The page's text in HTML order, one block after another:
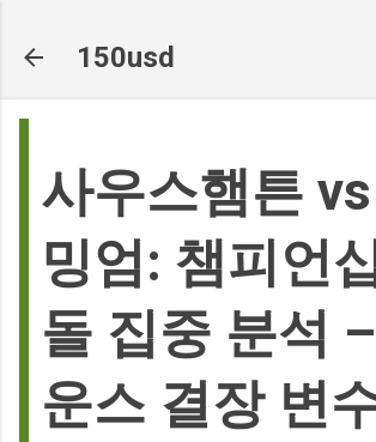
150usd
사우스햄튼
밍엄: 챔피언
돌 집중 분석
운스 결장 변